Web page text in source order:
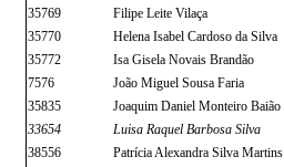
35769
Filipe Leite Vilaça
35770
Helena Isabel Cardoso da Silva
35772
Isa Gisela Novais Brandão
7576
João Miguel Sousa Faria
35835
Joaquim Daniel Monteiro Baião
33654
Luisa Raquel Barbosa Silva
38556
Patrícia Alexandra Silva Martins